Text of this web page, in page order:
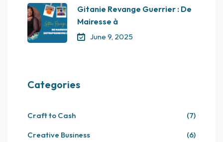
Gitanie Revange Guerrier : De
Mairesse à
June 9, 2025
Categories
Craft to Cash (7)
Creative Business (6)